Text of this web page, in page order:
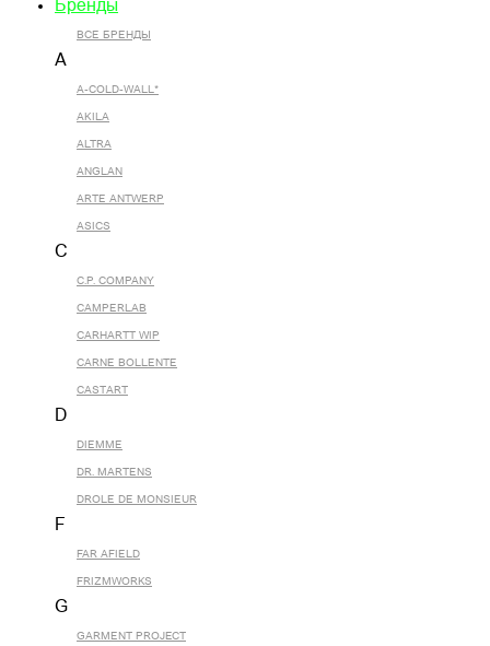
Бренды
ВСЕ БРЕНДЫ
A
A-COLD-WALL*
AKILA
ALTRA
ANGLAN
ARTE ANTWERP
ASICS
C
C.P. COMPANY
CAMPERLAB
CARHARTT WIP
CARNE BOLLENTE
CASTART
D
DIEMME
DR. MARTENS
DROLE DE MONSIEUR
F
FAR AFIELD
FRIZMWORKS
G
GARMENT PROJECT